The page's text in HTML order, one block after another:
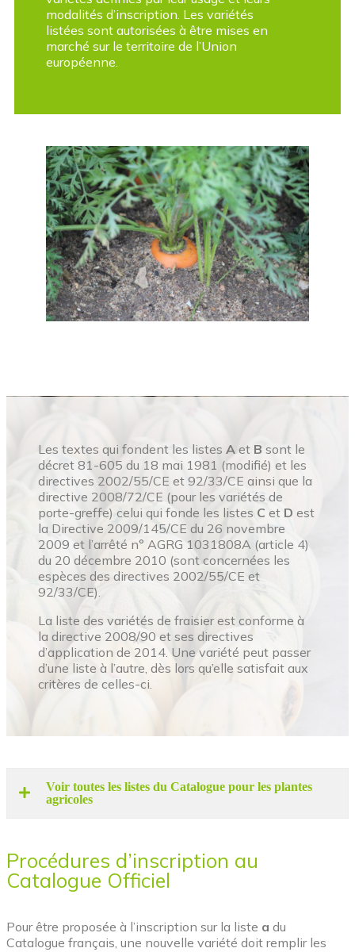
modalités d’inscription. Les variétés
listées sont autorisées à être mises en
marché sur le territoire de l’Union
européenne.
Les textes qui fondent les listes A et B sont le
décret 81-605 du 18 mai 1981 (modifié) et les
directives 2002/55/CE et 92/33/CE ainsi que la
directive 2008/72/CE (pour les variétés de
porte-greffe) celui qui fonde les listes C et D est
la Directive 2009/145/CE du 26 novembre
2009 et l’arrêté n° AGRG 1031808A (article 4)
du 20 décembre 2010 (sont concernées les
espèces des directives 2002/55/CE et
92/33/CE).
La liste des variétés de fraisier est conforme à
la directive 2008/90 et ses directives
d’application de 2014. Une variété peut passer
d’une liste à l’autre, dès lors qu’elle satisfait aux
critères de celles-ci.
Voir toutes les listes du Catalogue pour les plantes
agricoles
Procédures d’inscription au
Catalogue Officiel
Pour être proposée à l’inscription sur la liste a du
Catalogue français, une nouvelle variété doit remplir les